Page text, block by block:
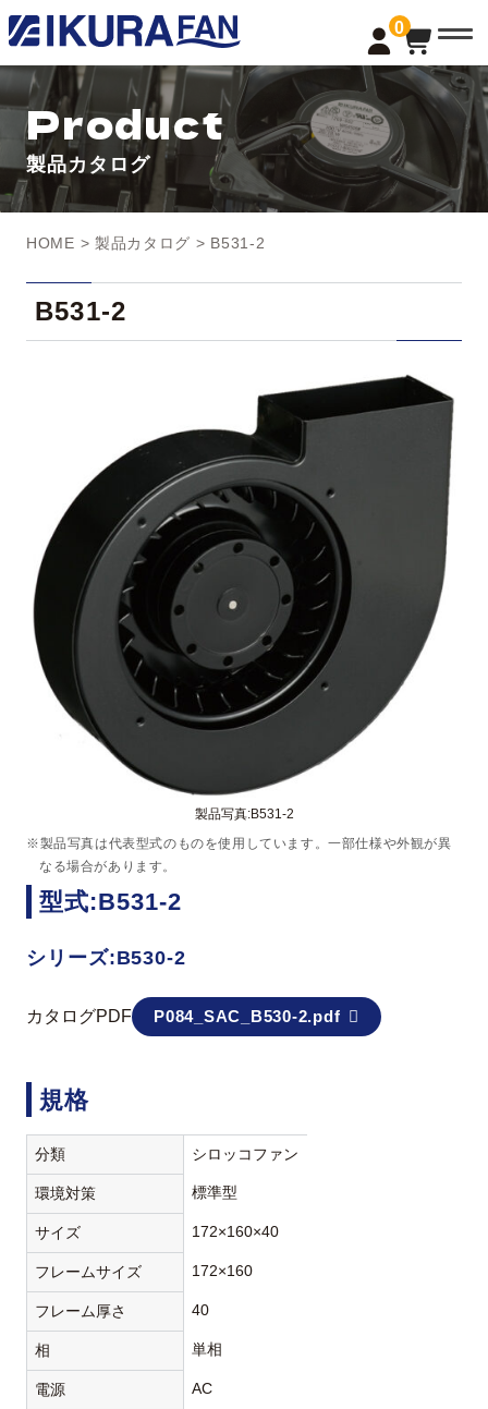
0
t
o
g
l
e
a
v
i
g
a
n
Product
製品カタログ
HOME > 製品カタログ > B531-2
B531-2
製品写真:B531-2
※製品写真は代表型式のものを使用しています。一部仕様や外観が異
なる場合があります。
型式:B531-2
シリーズ:B530-2
カタログPDF P084_SAC_B530-2.pdf
規格
分類 シロッコファン
環境対策 標準型
サイズ 172×160×40
フレームサイズ 172×160
フレーム厚さ 40
相 単相
電源 AC